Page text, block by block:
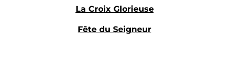
La Croix Glorieuse
Fête du Seigneur